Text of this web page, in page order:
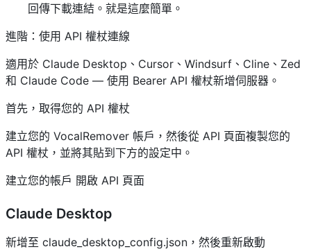
回傳下載連結。就是這麼簡單。
進階：使用 API 權杖連線
適用於 Claude Desktop、Cursor、Windsurf、Cline、Zed
和 Claude Code — 使用 Bearer API 權杖新增伺服器。
首先，取得您的 API 權杖
建立您的 VocalRemover 帳戶，然後從 API 頁面複製您的
API 權杖，並將其貼到下方的設定中。
建立您的帳戶 開啟 API 頁面
Claude Desktop
新增至 claude_desktop_config.json，然後重新啟動